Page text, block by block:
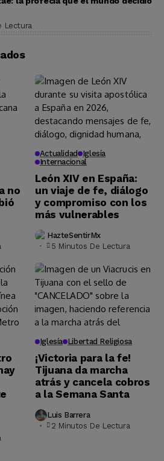
Lectura
no
Actualidad Iglesía
Internacional
León XIV en España:
un viaje de fe, diálogo
y compromiso con los
más vulnerables
HazteSentirMx
5 Minutos De Lectura
Iglesía Libertad Religiosa
¡Victoria para la fe!
Tijuana da marcha
atrás y cancela cobros
a la Semana Santa
Luis Barrera
2 Minutos De Lectura